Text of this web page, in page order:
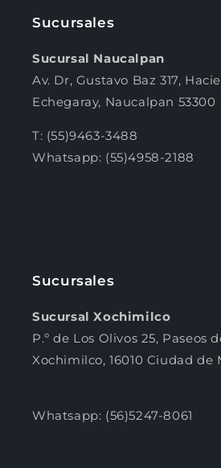
Sucursales
Sucursal Naucalpan
Av. Dr, Gustavo Baz 317,
Echegaray, Naucalpan 53300
T: (55)9463-3488
Whatsapp: (55)4958-2188
Sucursales
Sucursal Xochimilco
P.º de Los Olivos 25, Paseos
Xochimilco, 16010 Ciudad de
Whatsapp: (56)5247-8061